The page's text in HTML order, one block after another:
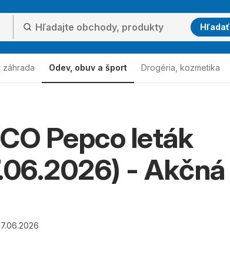
Hľadať
záhrada Odev, obuv a šport Drogéria, kozmetika
Pepco leták
- Akčná